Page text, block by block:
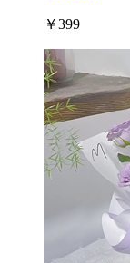
￥399